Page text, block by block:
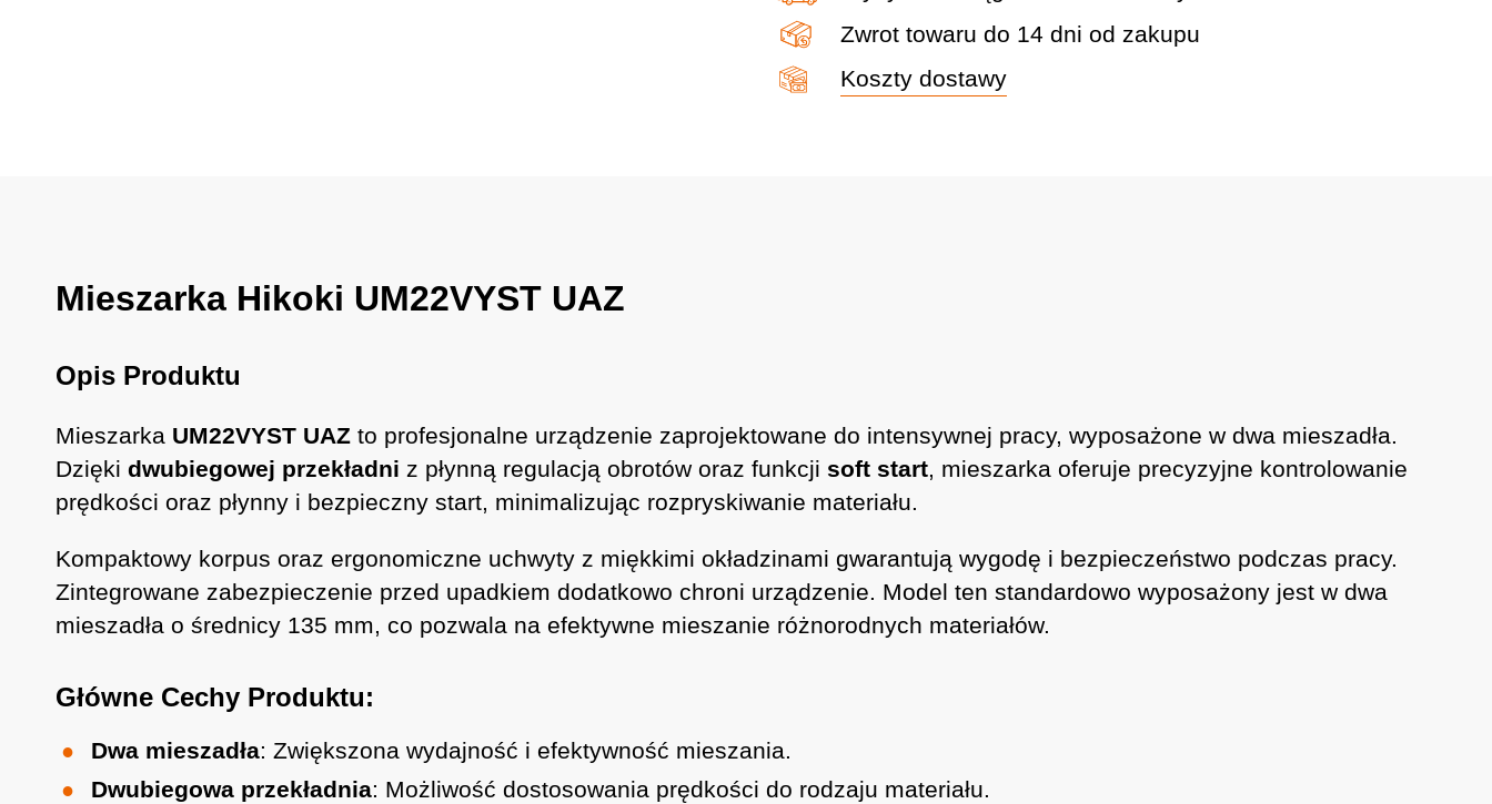
Zwrot towaru do 14 dni od zakupu
Koszty dostawy
Mieszarka Hikoki UM22VYST UAZ
Opis Produktu
Mieszarka UM22VYST UAZ to profesjonalne urządzenie zaprojektowane do intensywnej pracy, wyposażone w dwa mieszadła.
Dzięki dwubiegowej przekładni z płynną regulacją obrotów oraz funkcji soft start, mieszarka oferuje precyzyjne kontrolowanie
prędkości oraz płynny i bezpieczny start, minimalizując rozpryskiwanie materiału.
Kompaktowy korpus oraz ergonomiczne uchwyty z miękkimi okładzinami gwarantują wygodę i bezpieczeństwo podczas pracy.
Zintegrowane zabezpieczenie przed upadkiem dodatkowo chroni urządzenie. Model ten standardowo wyposażony jest w dwa
mieszadła o średnicy 135 mm, co pozwala na efektywne mieszanie różnorodnych materiałów.
Główne Cechy Produktu:
Dwa mieszadła: Zwiększona wydajność i efektywność mieszania.
Dwubiegowa przekładnia: Możliwość dostosowania prędkości do rodzaju materiału.